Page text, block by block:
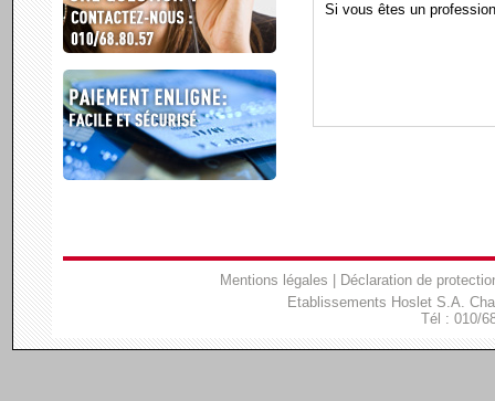
Si vous êtes un
Mentions légales
Déclaration de
Etablissements Hoslet S.A.
Tél : 010/